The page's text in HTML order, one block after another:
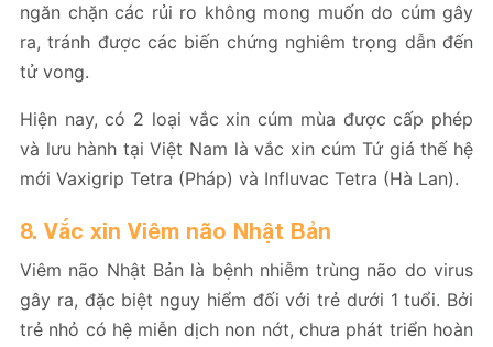
ngăn chặn các rủi ro không mong muốn do cúm gây
ra, tránh được các biến chứng nghiêm trọng dẫn đến
tử vong.
Hiện nay, có 2 loại vắc xin cúm mùa được cấp phép
và lưu hành tại Việt Nam là vắc xin cúm Tứ giá thế hệ
mới Vaxigrip Tetra (Pháp) và Influvac Tetra (Hà Lan).
8. Vắc xin Viêm não Nhật Bản
Viêm não Nhật Bản là bệnh nhiễm trùng não do virus
gây ra, đặc biệt nguy hiểm đối với trẻ dưới 1 tuổi. Bởi
trẻ nhỏ có hệ miễn dịch non nớt, chưa phát triển hoàn